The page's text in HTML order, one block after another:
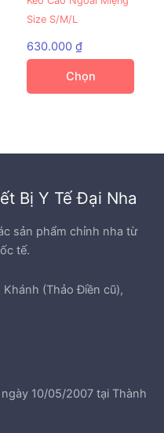
Size S/M/L
630.000₫
Chọn
này
có
nhiều
biến
Các
có
được
chọn
trên
trang
phẩm
Bị Y Tế Đại Nha
sản phẩm chỉnh nha từ
tế.
Khánh (Thảo Điền cũ),
10/05/2007 tại Thành